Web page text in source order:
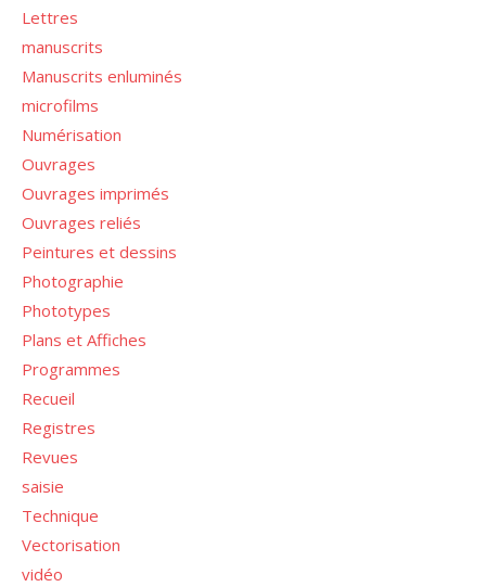
Lettres
manuscrits
Manuscrits enluminés
microfilms
Numérisation
Ouvrages
Ouvrages imprimés
Ouvrages reliés
Peintures et dessins
Photographie
Phototypes
Plans et Affiches
Programmes
Recueil
Registres
Revues
saisie
Technique
Vectorisation
vidéo